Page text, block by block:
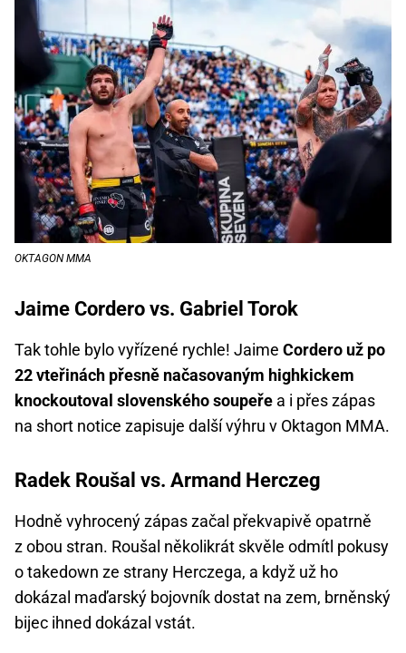
OKTAGON MMA
Jaime Cordero vs. Gabriel Torok
Tak tohle bylo vyřízené rychle! Jaime Cordero už po
22 vteřinách přesně načasovaným highkickem
knockoutoval slovenského soupeře a i přes zápas
na short notice zapisuje další výhru v Oktagon MMA.
Radek Roušal vs. Armand Herczeg
Hodně vyhrocený zápas začal překvapivě opatrně
z obou stran. Roušal několikrát skvěle odmítl pokusy
o takedown ze strany Herczega, a když už ho
dokázal maďarský bojovník dostat na zem, brněnský
bijec ihned dokázal vstát.